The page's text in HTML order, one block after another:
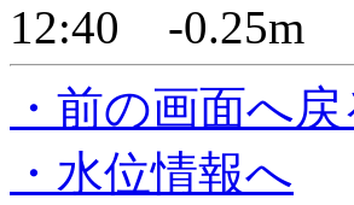
12:40 -0.25m
・前の画面へ戻
・水位情報へ